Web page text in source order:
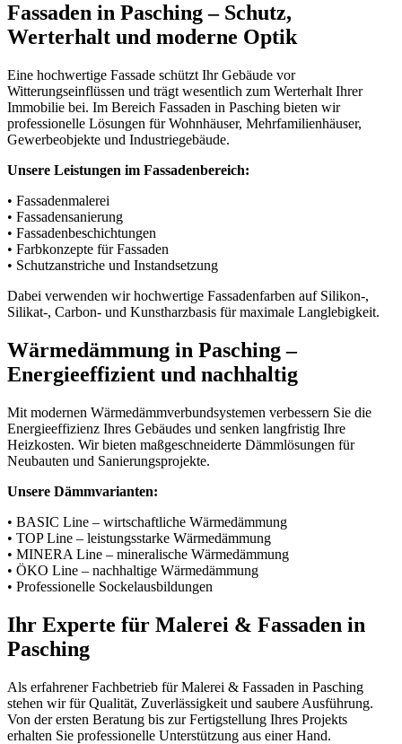
Fassaden in Pasching – Schutz,
Werterhalt und moderne Optik
Eine hochwertige Fassade schützt Ihr Gebäude vor
Witterungseinflüssen und trägt wesentlich zum Werterhalt Ihrer
Immobilie bei. Im Bereich Fassaden in Pasching bieten wir
professionelle Lösungen für Wohnhäuser, Mehrfamilienhäuser,
Gewerbeobjekte und Industriegebäude.
Unsere Leistungen im Fassadenbereich:
• Fassadenmalerei
• Fassadensanierung
• Fassadenbeschichtungen
• Farbkonzepte für Fassaden
• Schutzanstriche und Instandsetzung
Dabei verwenden wir hochwertige Fassadenfarben auf Silikon-,
Silikat-, Carbon- und Kunstharzbasis für maximale Langlebigkeit.
Wärmedämmung in Pasching –
Energieeffizient und nachhaltig
Mit modernen Wärmedämmverbundsystemen verbessern Sie die
Energieeffizienz Ihres Gebäudes und senken langfristig Ihre
Heizkosten. Wir bieten maßgeschneiderte Dämmlösungen für
Neubauten und Sanierungsprojekte.
Unsere Dämmvarianten:
• BASIC Line – wirtschaftliche Wärmedämmung
• TOP Line – leistungsstarke Wärmedämmung
• MINERA Line – mineralische Wärmedämmung
• ÖKO Line – nachhaltige Wärmedämmung
• Professionelle Sockelausbildungen
Ihr Experte für Malerei & Fassaden in
Pasching
Als erfahrener Fachbetrieb für Malerei & Fassaden in Pasching
stehen wir für Qualität, Zuverlässigkeit und saubere Ausführung.
Von der ersten Beratung bis zur Fertigstellung Ihres Projekts
erhalten Sie professionelle Unterstützung aus einer Hand.